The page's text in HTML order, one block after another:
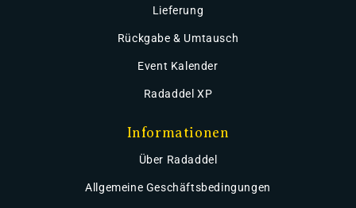
Lieferung
Rückgabe & Umtausch
Event Kalender
Radaddel XP
Informationen
Über Radaddel
Allgemeine Geschäftsbedingungen